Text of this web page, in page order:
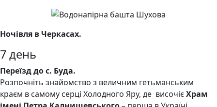
Ночівля в Черкасах.
7 день
Переїзд до с. Буда.
Розпочніть знайомство з величним гетьманським
краєм в самому серці Холодного Яру, де височієХрам